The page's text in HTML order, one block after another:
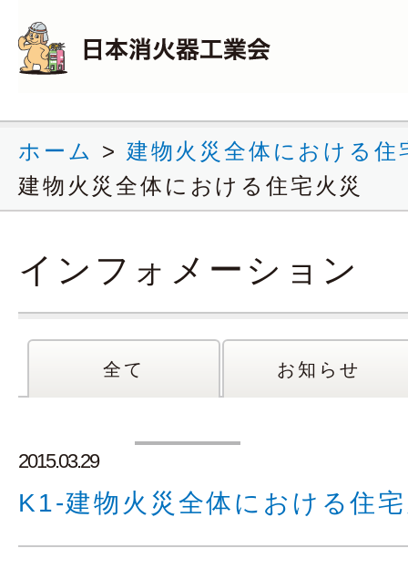
ホーム > 建物火災全体における
建物火災全体における住宅火災
インフォメーション
全て お知らせ
2015.03.29
K1-建物火災全体における住